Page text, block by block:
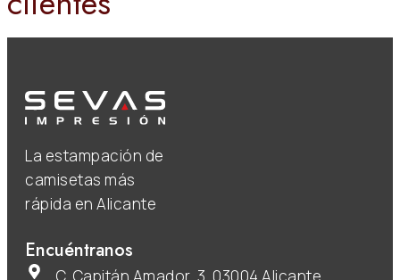
La estampación de
camisetas más
rápida en Alicante
Encuéntranos